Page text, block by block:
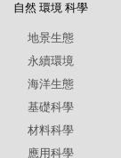
自然 環境 科學
地景生態
永續環境
海洋生態
基礎科學
材料科學
應用科學